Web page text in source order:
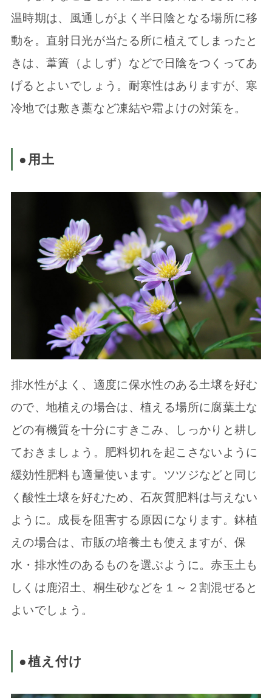
温時期は、風通しがよく半日陰となる場所に移
動を。直射日光が当たる所に植えてしまったと
きは、葦簀（よしず）などで日陰をつくってあ
げるとよいでしょう。耐寒性はありますが、寒
冷地では敷き藁など凍結や霜よけの対策を。
●用土
排水性がよく、適度に保水性のある土壌を好む
ので、地植えの場合は、植える場所に腐葉土な
どの有機質を十分にすきこみ、しっかりと耕し
ておきましょう。肥料切れを起こさないように
緩効性肥料も適量使います。ツツジなどと同じ
く酸性土壌を好むため、石灰質肥料は与えない
ように。成長を阻害する原因になります。鉢植
えの場合は、市販の培養土も使えますが、保
水・排水性のあるものを選ぶように。赤玉土も
しくは鹿沼土、桐生砂などを１～２割混ぜると
よいでしょう。
●植え付け